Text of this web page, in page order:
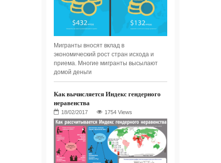
Мигранты вносят вклад в
экономический рост стран исхода и
приема. Многие мигранты высылают
домой деньги
Как вычисляется Индекс гендерного
неравенства
1754 Views